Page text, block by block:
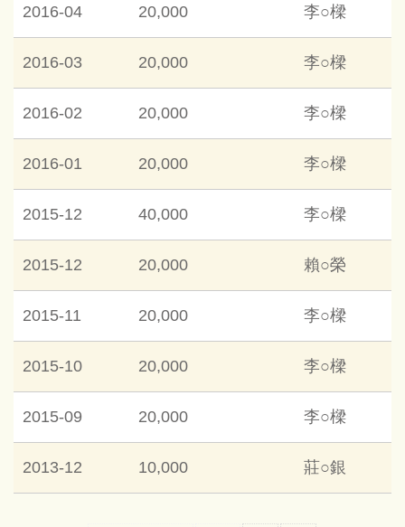
2016-04 20,000 李○樑
2016-03 20,000 李○樑
2016-02 20,000 李○樑
2016-01 20,000 李○樑
2015-12 40,000 李○樑
2015-12 20,000 賴○榮
2015-11 20,000 李○樑
2015-10 20,000 李○樑
2015-09 20,000 李○樑
2013-12 10,000 莊○銀